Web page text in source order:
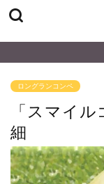
ロングランコンペ
「スマイ
細